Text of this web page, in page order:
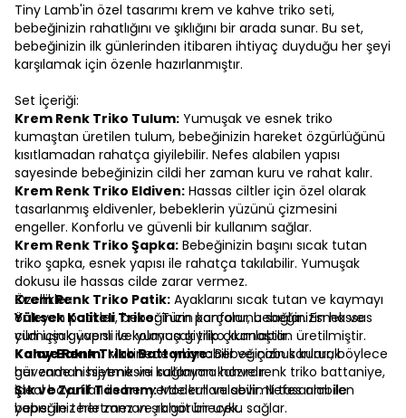
Tiny Lamb'in özel tasarımı krem ve kahve triko seti,
bebeğinizin rahatlığını ve şıklığını bir arada sunar. Bu set,
bebeğinizin ilk günlerinden itibaren ihtiyaç duyduğu her şeyi
karşılamak için özenle hazırlanmıştır.
Set İçeriği:
Krem Renk Triko Tulum: Yumuşak ve esnek triko
kumaştan üretilen tulum, bebeğinizin hareket özgürlüğünü
kısıtlamadan rahatça giyilebilir. Nefes alabilen yapısı
sayesinde bebeğinizin cildi her zaman kuru ve rahat kalır.
Krem Renk Triko Eldiven: Hassas ciltler için özel olarak
tasarlanmış eldivenler, bebeklerin yüzünü çizmesini
engeller. Konforlu ve güvenli bir kullanım sağlar.
Krem Renk Triko Şapka: Bebeğinizin başını sıcak tutan
triko şapka, esnek yapısı ile rahatça takılabilir. Yumuşak
dokusu ile hassas cilde zarar vermez.
Krem Renk Triko Patik: Ayaklarını sıcak tutan ve kaymayı
önleyen patikler, bebeğinizin konforunu sağlar. Esnek ve
yumuşak yapısı ile kolayca giyilip çıkarılabilir.
Kahve Renk Triko Battaniye:Bebeğinizin sarılarak
güvende hissetmesini sağlayan kahve renk triko battaniye,
ideal boyutları ile her yerde kullanılabilir. Nefes alabilen
yapısı ile terletmez ve rahat bir uyku sağlar.
Özellikler:
Yüksek Kaliteli Triko:Tüm parçalar, bebeğinizin hassas
cildi için güvenli ve yumuşak triko kumaştan üretilmiştir.
Kolay Bakım:Makinede yıkanabilir ve çabuk kurur, böylece
her zaman hijyenik ve kullanıma hazırdır.
Şık ve Zarif Tasarım:Modern ve sevimli tasarımı ile
bebeğiniz her zaman şık görünecek.